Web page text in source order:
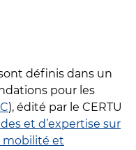
définis dans un
pour les
), édité par le CERTU
et d’expertise sur
mobilité et